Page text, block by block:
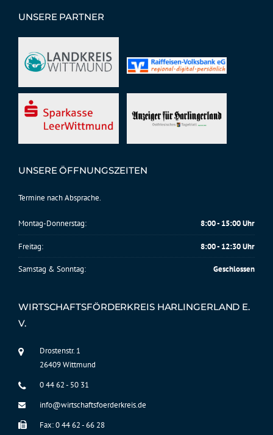
UNSERE PARTNER
UNSERE ÖFFNUNGSZEITEN
Termine nach Absprache.
Montag-Donnerstag: 8:00 - 15:00 Uhr
Freitag: 8:00 - 12:30 Uhr
Samstag & Sonntag: Geschlossen
WIRTSCHAFTSFÖRDERKREIS HARLINGERLAND E.
V.
Drostenstr. 1
26409 Wittmund
0 44 62 - 50 31
info@wirtschaftsfoerderkreis.de
Fax: 0 44 62 - 66 28